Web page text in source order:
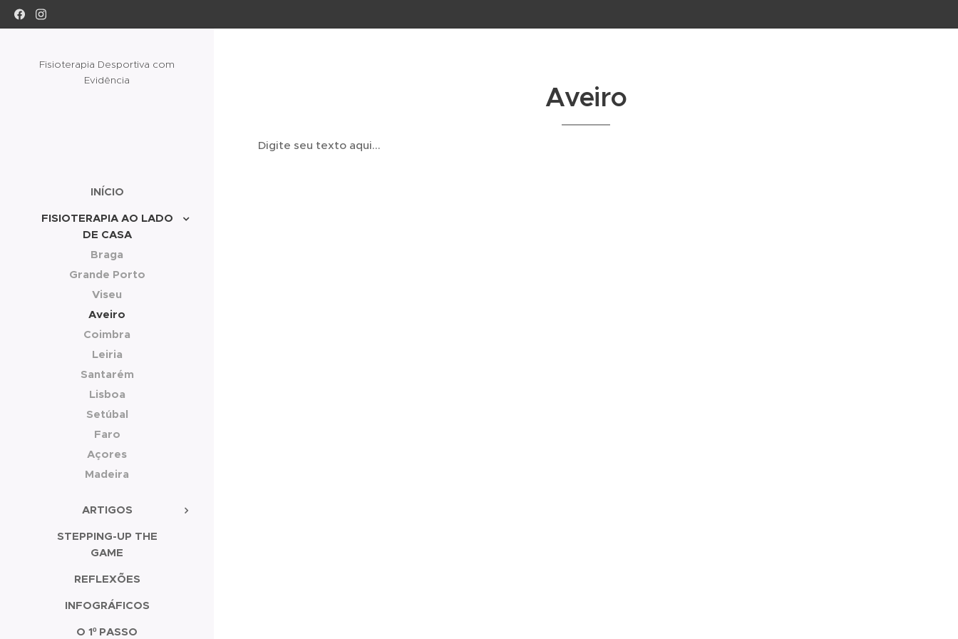
Fisioterapia Desportiva com
Evidência
INÍCIO
FISIOTERAPIA AO LADO
DE CASA
Braga
Grande Porto
Viseu
Aveiro
Coimbra
Leiria
Santarém
Lisboa
Setúbal
Faro
Açores
Madeira
ARTIGOS
STEPPING-UP THE
GAME
REFLEXÕES
INFOGRÁFICOS
O 1º PASSO
Aveiro
Digite seu texto aqui...